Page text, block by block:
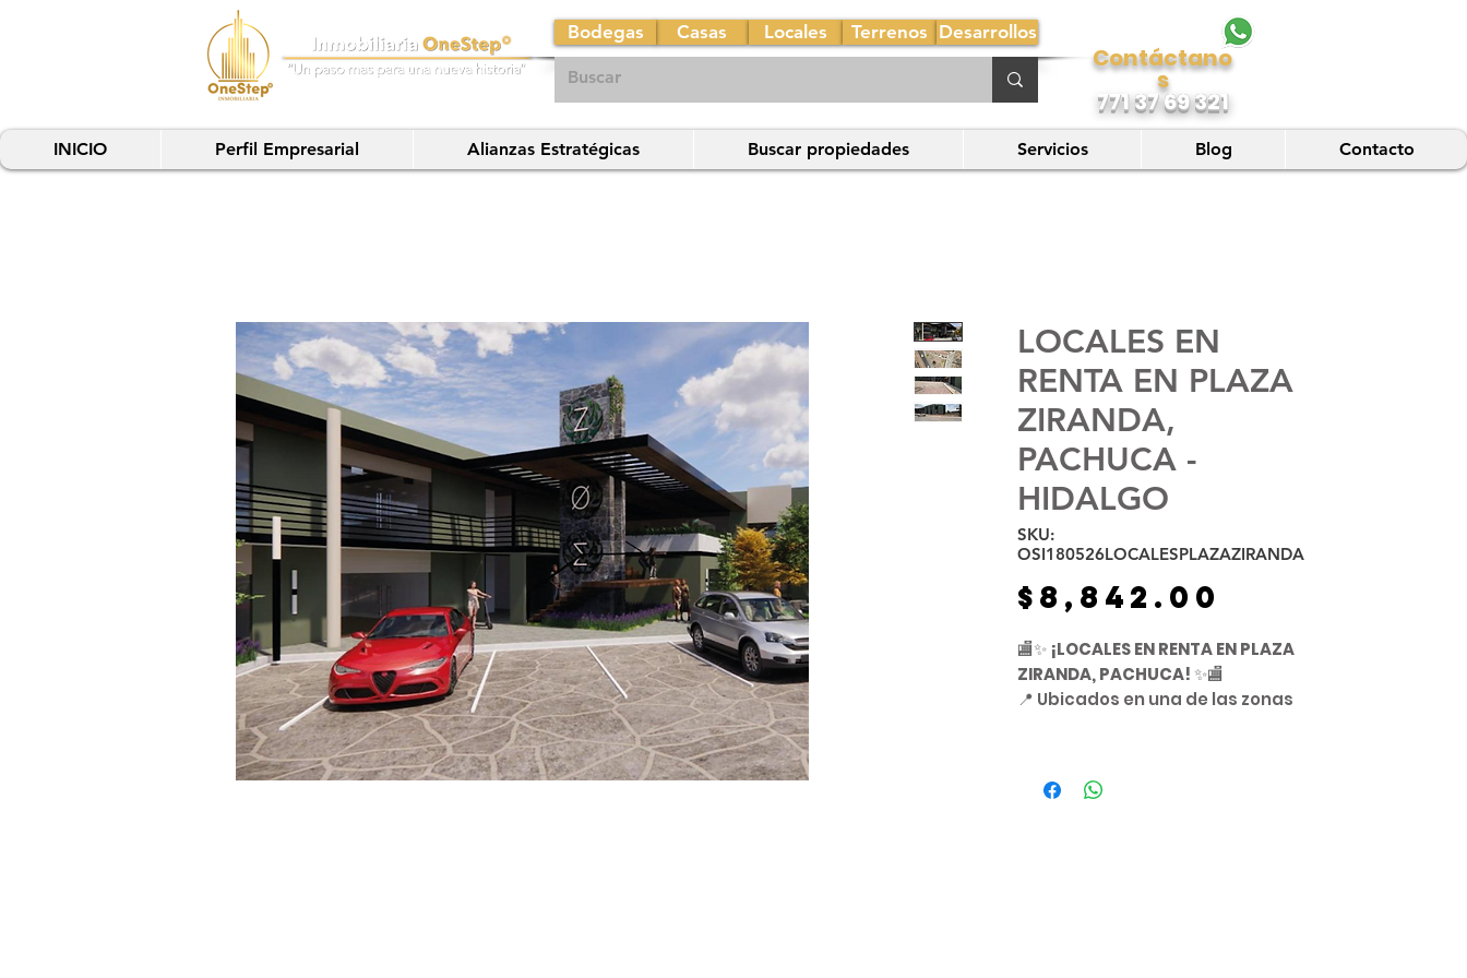
Casas
Bodegas Locales Terrenos Desarrollos
Contáctano
s
771 37 69 321
INICIO Perfil Empresarial Alianzas Estratégicas Buscar propiedades Servicios Blog Contacto
LOCALES EN
RENTA EN PLAZA
ZIRANDA,
PACHUCA -
HIDALGO
SKU:
OSI180526LOCALESPLAZAZIRANDA
$8,842.00
🏬✨ ¡LOCALES EN RENTA EN PLAZA
ZIRANDA, PACHUCA!✨🏬
📍 Ubicados en una de las zonas
📌 Zona Blvd. Ramón G. Bonfil